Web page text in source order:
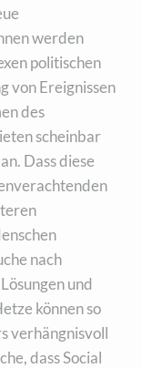
werden
politischen
von Ereignissen
des
scheinbar
Dass diese
nach
und
können so
verhängnisvoll
dass Social